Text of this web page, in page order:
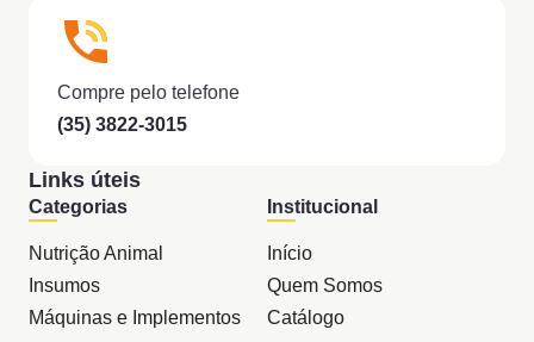
Compre pelo telefone
(35) 3822-3015
Links úteis
Categorias
Nutrição Animal
Insumos
Máquinas e Implementos
Institucional
Início
Quem Somos
Catálogo